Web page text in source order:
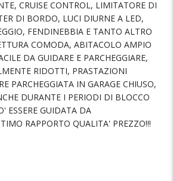
CRUISE CONTROL, LIMITATORE DI
DI BORDO, LUCI DIURNE A LED,
FENDINEBBIA E TANTO ALTRO
COMODA, ABITACOLO AMPIO
DA GUIDARE E PARCHEGGIARE,
RIDOTTI, PRASTAZIONI
PARCHEGGIATA IN GARAGE CHIUSO,
DURANTE I PERIODI DI BLOCCO
ESSERE GUIDATA DA
RAPPORTO QUALITA' PREZZO!!!